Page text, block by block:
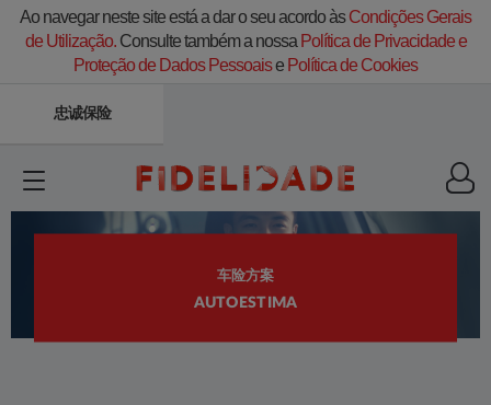
Ao navegar neste site está a dar o seu acordo àsCondições Gerais
de Utilização.Consulte também a nossa Política de Privacidade e
Proteção de Dados Pessoaise Política de Cookies
忠诚保险
车险方案
AUTOESTIMA